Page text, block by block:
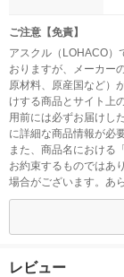
ご注意【免責】
アスクル（LOHACO）
おりますが、メーカー
原材料、原産国など）
けする商品とサイト上
用前には必ずお届けし
に詳細な商品情報が必
また、商品名における
お約束するものではあ
場合がございます。あ
レビュー